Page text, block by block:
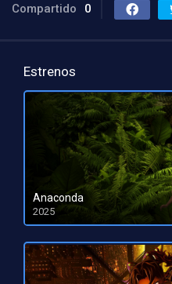
Compartido 0
Estrenos
Anaconda
2025
HD 1080pHD 720p